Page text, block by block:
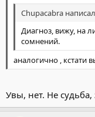
Chupacabra
Диагноз, вижу, на
cомнений.
аналогично , кстати
Увы, нет. Не судьба,